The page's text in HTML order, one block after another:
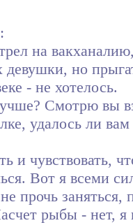
на
девушки, но
- не хотелось.
Смотрю вы
удалось ли вам
и чувствовать,
Вот я всеми
прочь
рыбы - нет, я